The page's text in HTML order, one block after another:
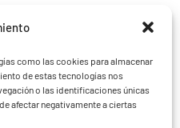
como las cookies para almacenar
de estas tecnologías nos
o las identificaciones únicas
afectar negativamente a ciertas